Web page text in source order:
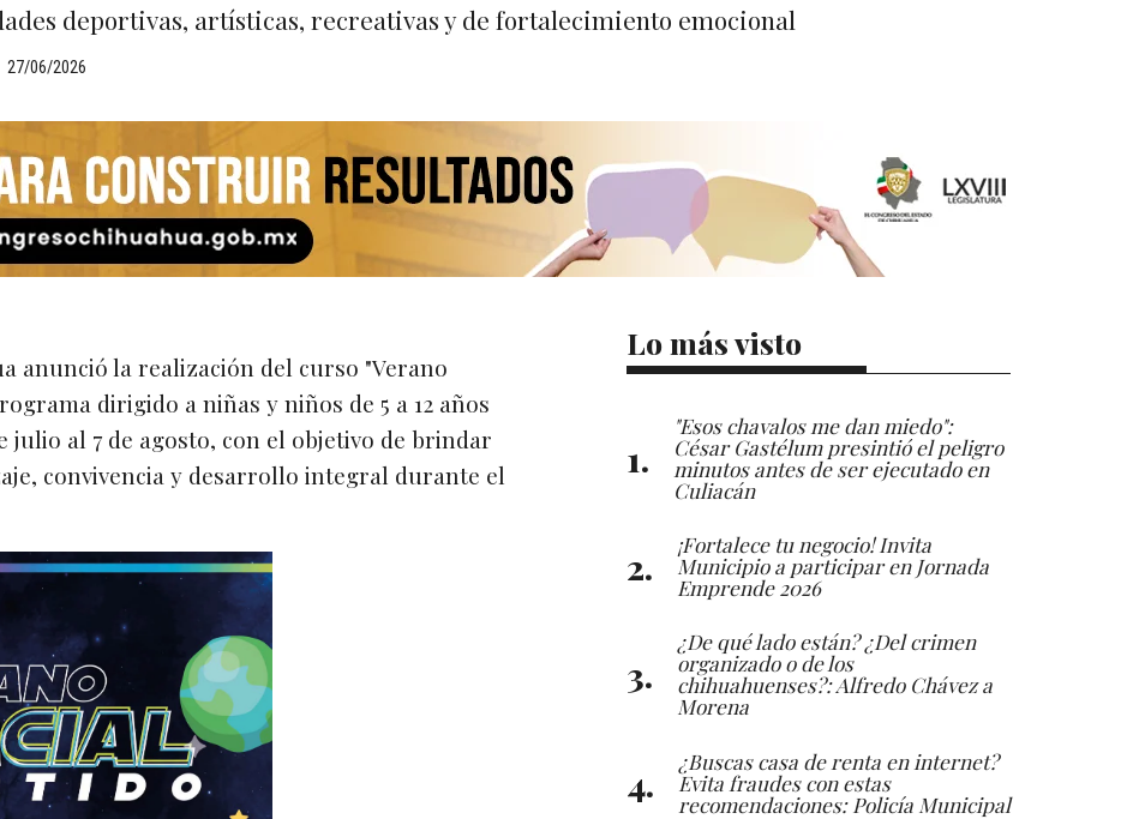
deportivas, artísticas, recreativas y de fortalecimiento emocional
27/06/2026
anunció la realización del curso "Verano
dirigido a niñas y niños de 5 a 12 años
julio al 7 de agosto, con el objetivo de brindar
convivencia y desarrollo integral durante el
Lo más visto
"Esos chavalos me dan miedo":
César Gastélum presintió el peligro
minutos antes de ser ejecutado en
Culiacán
¡Fortalece tu negocio! Invita
Municipio a participar en Jornada
Emprende 2026
¿De qué lado están? ¿Del crimen
organizado o de los
chihuahuenses?: Alfredo Chávez a
Morena
¿Buscas casa de renta en internet?
Evita fraudes con estas
recomendaciones: Policía Municipal